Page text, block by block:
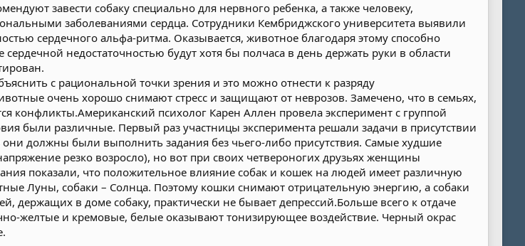
завести собаку специально для нервного ребенка, а также человеку,
заболеваниями сердца. Сотрудники Кембриджского университета выявили
сердечного альфа-ритма. Оказывается, животное благодаря этому способно
недостаточностью будут хотя бы полчаса в день держать руки в области
с рациональной точки зрения и это можно отнести к разряду
очень хорошо снимают стресс и защищают от неврозов. Замечено, что в семьях,
конфликты.Американский психолог Карен Аллен провела эксперимент с группой
были различные. Первый раз участницы эксперимента решали задачи в присутствии
они должны были выполнить задания без чьего-либо присутствия. Самые худшие
резко возросло), но вот при своих четвероногих друзьях женщины
показали, что положительное влияние собак и кошек на людей имеет различную
Луны, собаки – Солнца. Поэтому кошки снимают отрицательную энергию, а собаки
держащих в доме собаку, практически не бывает депрессий.Больше всего к отдаче
желтые и кремовые, белые оказывают тонизирующее воздействие. Черный окрас